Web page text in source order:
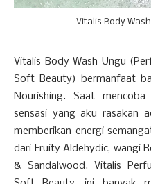
Vitalis Body
Vitalis Body Wash Ungu
Soft Beauty) bermanfaat
Nourishing. Saat
sensasi yang aku rasakan
memberikan energi
dari Fruity Aldehydic, wangi
& Sandalwood. Vitalis